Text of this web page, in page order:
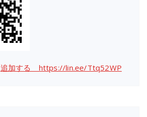
追加する https://lin.ee/Ttq52WP